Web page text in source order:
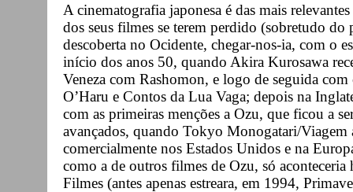
A cinematografia japonesa é das mais
dos seus filmes se terem perdido (sobretudo
descoberta no Ocidente, chegar-nos-ia, com o
início dos anos 50, quando Akira Kurosawa
Veneza com Rashomon, e logo de seguida
O’Haru e Contos da Lua Vaga; depois na
com as primeiras menções a Ozu, que ficou a
avançados, quando Tokyo Monogatari/
comercialmente nos Estados Unidos e na
como a de outros filmes de Ozu, só
Filmes (antes apenas estreara, em 1994,